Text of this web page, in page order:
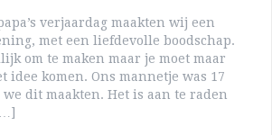
verjaardag maakten wij een
met een liefdevolle boodschap.
om te maken maar je moet maar
idee komen. Ons mannetje was 17
dit maakten. Het is aan te raden